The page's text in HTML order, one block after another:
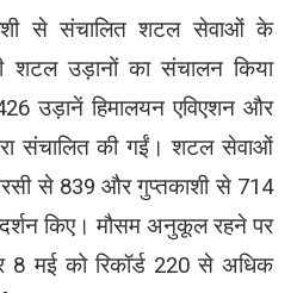
से संचालित शटल सेवाओं के
उड़ानों का संचालन किया
उड़ानें हिमालयन एविएशन और
संचालित की गईं। शटल सेवाओं
से 839 और गुप्तकाशी से 714
किए। मौसम अनुकूल रहने पर
मई को रिकॉर्ड 220 से अधिक